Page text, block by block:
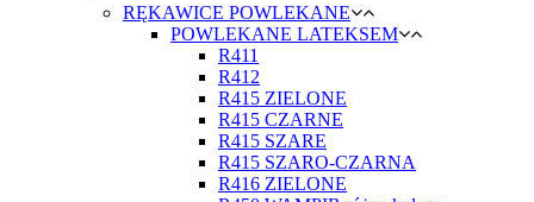
RĘKAWICE POWLEKANE
POWLEKANE LATEKSEM
R411
R412
R415 ZIELONE
R415 CZARNE
R415 SZARE
R415 SZARO-CZARNA
R416 ZIELONE